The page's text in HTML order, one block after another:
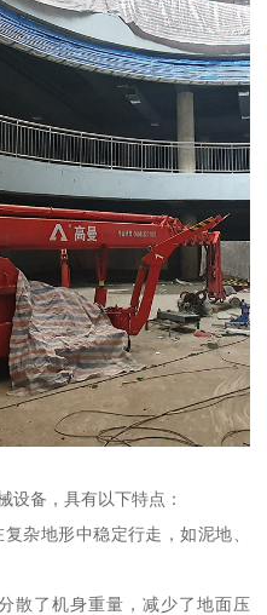
设备，具有以下特点：
杂地形中稳定行走，如泥地、
散了机身重量，减少了地面压